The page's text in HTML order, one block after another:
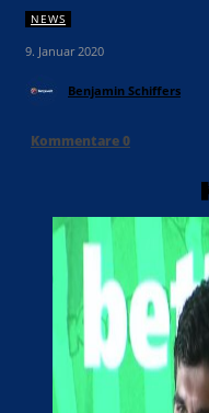
NEWS
9. Januar 2020
Benjamin Schiffers
Kommentare0